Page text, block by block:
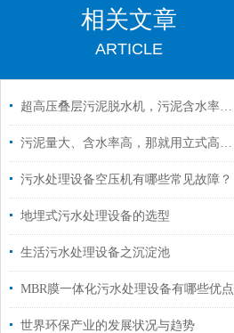
相关文章
ARTICLE
超高压叠层污泥脱水机，污泥含水率一降到底45%！
污泥量大、含水率高，那就用立式高压带式深度脱水机
污水处理设备空压机有哪些常见故障？
地埋式污水处理设备的选型
生活污水处理设备之沉淀池
MBR膜一体化污水处理设备有哪些优点
世界环保产业的发展状况与趋势